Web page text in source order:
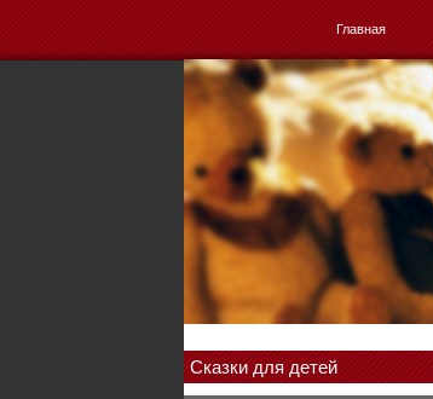
Главная
Сказки для детей